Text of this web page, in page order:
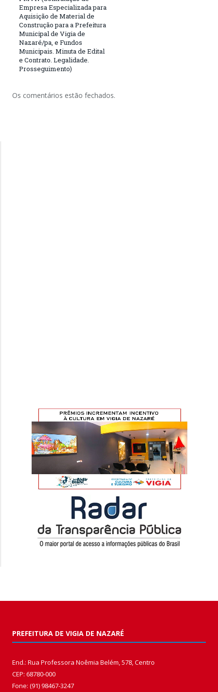
Empresa Especializada para
Aquisição de Material de
Construção para a Prefeitura
Municipal de Vigia de
Nazaré/pa, e Fundos
Municipais. Minuta de Edital
e Contrato. Legalidade.
Prosseguimento)
Os comentários estão fechados.
PREFEITURA DE VIGIA DE NAZARÉ
End.: Rua Professora Noêmia Belém, 578, Centro
CEP: 68780-000
Fone: (91) 98467-3247